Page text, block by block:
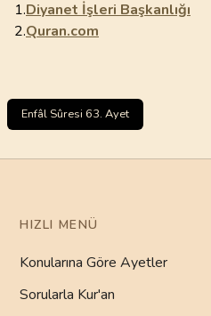
1.Diyanet İşleri Başkanlığı
2.Quran.com
Enfâl Sûresi 63. Ayet
HIZLI MENÜ
Konularına Göre Ayetler
Sorularla Kur'an